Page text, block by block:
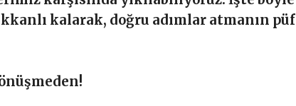
kalarak, doğru adımlar atmanın püf